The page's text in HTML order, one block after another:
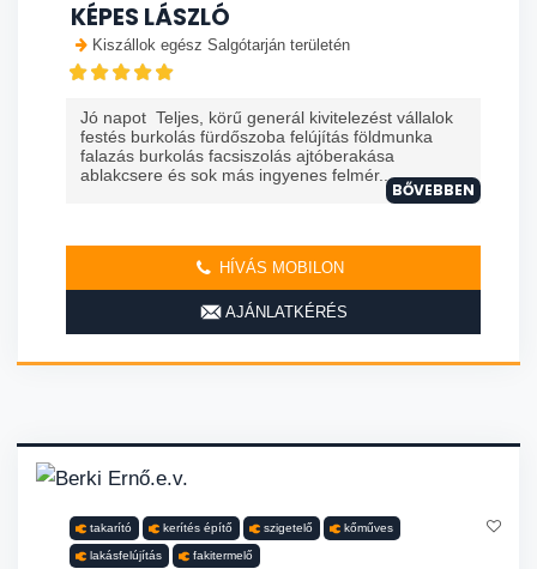
KÉPES LÁSZLÓ
Kiszállok egész Salgótarján területén
Jó napot Teljes, körű generál kivitelezést vállalok
festés burkolás fürdőszoba felújítás földmunka
falazás burkolás facsiszolás ajtóberakása
ablakcsere és sok más ingyenes felmér...
BŐVEBBEN
HÍVÁS MOBILON
AJÁNLATKÉRÉS
takarító kerítés építő szigetelő kőműves
lakásfelújítás fakitermelő